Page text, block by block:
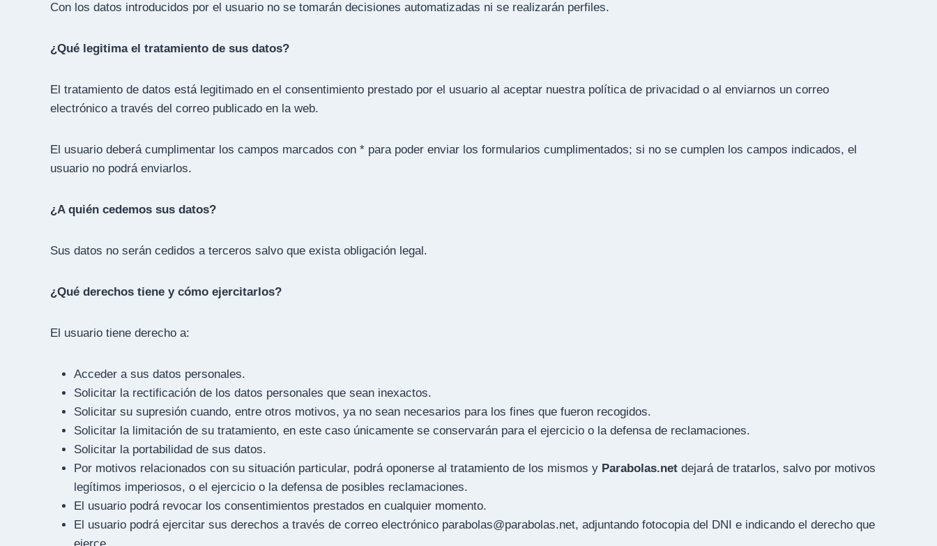
Con los datos introducidos por el usuario no se tomarán decisiones automatizadas ni se realizarán perfiles.
¿Qué legitima el tratamiento de sus datos?
El tratamiento de datos está legitimado en el consentimiento prestado por el usuario al aceptar nuestra política de privacidad o al enviarnos un correo
electrónico a través del correo publicado en la web.
El usuario deberá cumplimentar los campos marcados con * para poder enviar los formularios cumplimentados; si no se cumplen los campos indicados, el
usuario no podrá enviarlos.
¿A quién cedemos sus datos?
Sus datos no serán cedidos a terceros salvo que exista obligación legal.
¿Qué derechos tiene y cómo ejercitarlos?
El usuario tiene derecho a:
Acceder a sus datos personales.
Solicitar la rectificación de los datos personales que sean inexactos.
Solicitar su supresión cuando, entre otros motivos, ya no sean necesarios para los fines que fueron recogidos.
Solicitar la limitación de su tratamiento, en este caso únicamente se conservarán para el ejercicio o la defensa de reclamaciones.
Solicitar la portabilidad de sus datos.
Por motivos relacionados con su situación particular, podrá oponerse al tratamiento de los mismos y Parabolas.net dejará de tratarlos, salvo por motivos
legítimos imperiosos, o el ejercicio o la defensa de posibles reclamaciones.
El usuario podrá revocar los consentimientos prestados en cualquier momento.
El usuario podrá ejercitar sus derechos a través de correo electrónico parabolas@parabolas.net, adjuntando fotocopia del DNI e indicando el derecho que